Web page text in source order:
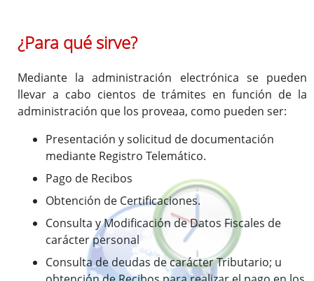
¿Para qué sirve?
Mediante la administración electrónica se pueden
llevar a cabo cientos de trámites en función de la
administración que los proveaa, como pueden ser:
Presentación y solicitud de documentación
mediante Registro Telemático.
Pago de Recibos
Obtención de Certificaciones.
Consulta y Modificación de Datos Fiscales de
carácter personal
Consulta de deudas de carácter Tributario; u